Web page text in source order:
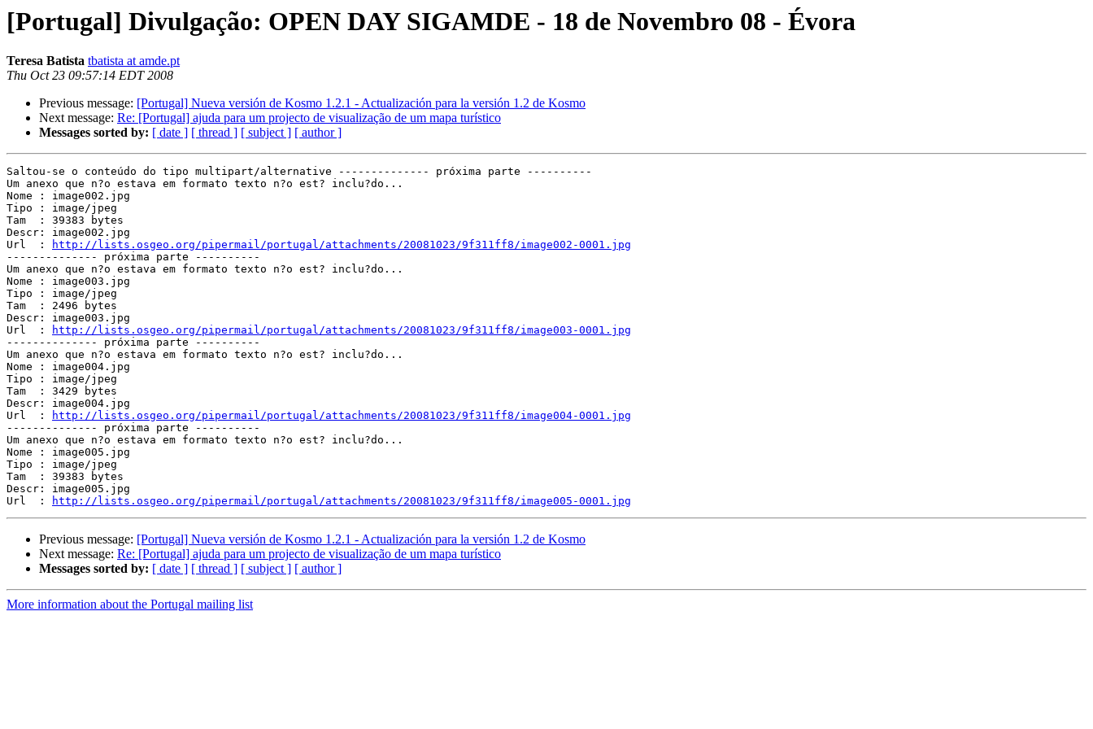
[Portugal] Divulgação: OPEN DAY SIGAMDE - 18 de Novembro 08 - Évora
Teresa Batista tbatista at amde.pt
Thu Oct 23 09:57:14 EDT 2008
Previous message: [Portugal] Nueva versión de Kosmo 1.2.1 - Actualización para la versión 1.2 de Kosmo
Next message: Re: [Portugal] ajuda para um projecto de visualização de um mapa turístico
Messages sorted by: [ date ] [ thread ] [ subject ] [ author ]
Saltou-se o conteúdo do tipo multipart/alternative -------------- próxima parte ----------
Um anexo que n?o estava em formato texto n?o est? inclu?do...
Nome : image002.jpg
Tipo : image/jpeg
Tam  : 39383 bytes
Descr: image002.jpg
Url  :
http://lists.osgeo.org/pipermail/portugal/attachments/20081023/9f311ff8/image002-0001.jpg
-------------- próxima parte ----------
Um anexo que n?o estava em formato texto n?o est? inclu?do...
Nome : image003.jpg
Tipo : image/jpeg
Tam  : 2496 bytes
Descr: image003.jpg
Url  :
http://lists.osgeo.org/pipermail/portugal/attachments/20081023/9f311ff8/image003-0001.jpg
-------------- próxima parte ----------
Um anexo que n?o estava em formato texto n?o est? inclu?do...
Nome : image004.jpg
Tipo : image/jpeg
Tam  : 3429 bytes
Descr: image004.jpg
Url  :
http://lists.osgeo.org/pipermail/portugal/attachments/20081023/9f311ff8/image004-0001.jpg
-------------- próxima parte ----------
Um anexo que n?o estava em formato texto n?o est? inclu?do...
Nome : image005.jpg
Tipo : image/jpeg
Tam  : 39383 bytes
Descr: image005.jpg
Url  :
http://lists.osgeo.org/pipermail/portugal/attachments/20081023/9f311ff8/image005-0001.jpg
Previous message: [Portugal] Nueva versión de Kosmo 1.2.1 - Actualización para la versión 1.2 de Kosmo
Next message: Re: [Portugal] ajuda para um projecto de visualização de um mapa turístico
Messages sorted by: [ date ] [ thread ] [ subject ] [ author ]
More information about the Portugal mailing list